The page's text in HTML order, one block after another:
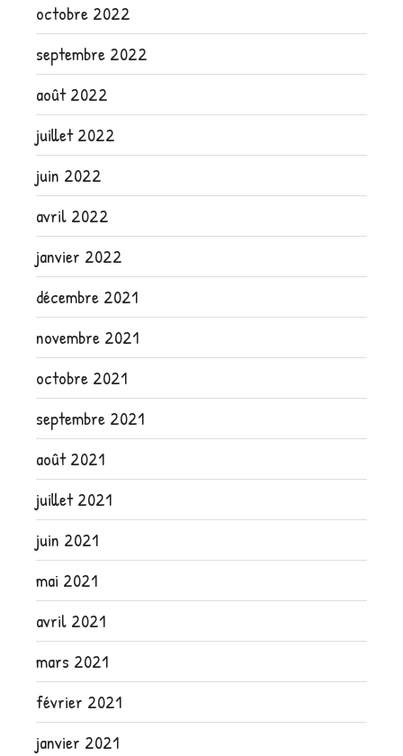
octobre 2022
septembre 2022
août 2022
juillet 2022
juin 2022
avril 2022
janvier 2022
décembre 2021
novembre 2021
octobre 2021
septembre 2021
août 2021
juillet 2021
juin 2021
mai 2021
avril 2021
mars 2021
février 2021
janvier 2021